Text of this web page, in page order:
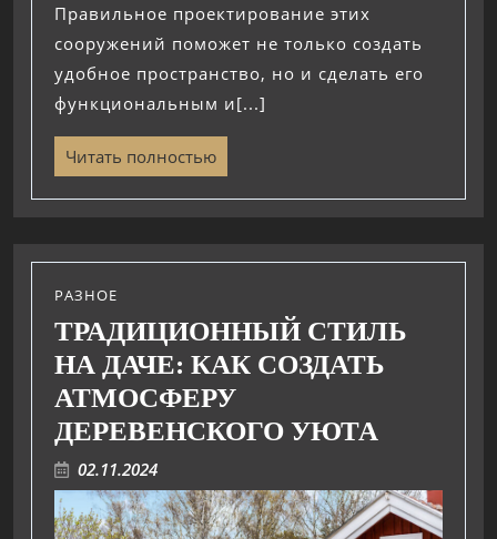
Правильное проектирование этих
сооружений поможет не только создать
удобное пространство, но и сделать его
функциональным и[...]
Читать полностью
РАЗНОЕ
ТРАДИЦИОННЫЙ СТИЛЬ
НА ДАЧЕ: КАК СОЗДАТЬ
АТМОСФЕРУ
ДЕРЕВЕНСКОГО УЮТА
02.11.2024